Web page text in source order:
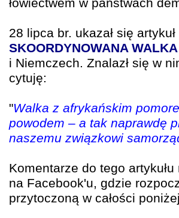
łowiectwem w państwach
28 lipca br. ukazał się
SKOORDYNOWANA WALKA
i Niemczech. Znalazł się w
cytuję:
"Walka z afrykańskim
powodem – a tak naprawdę
naszemu związkowi
Komentarze do tego
na Facebook'u, gdzie
przytoczoną w całości